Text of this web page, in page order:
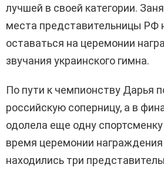
лучшей в своей категории.
места представительницы РФ
оставаться на церемонии
звучания украинского гимна.
По пути к чемпионству Дарья
российскую соперницу, а в
одолела еще одну
время церемонии
находились три